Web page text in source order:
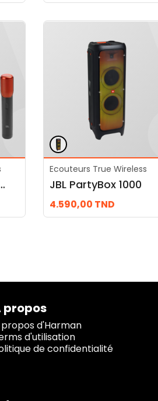
Encore
Ecouteurs True Wireless
JBL PartyBox 1000
4.590,00 TND
propos
d'Harman
d'utilisation
de confidentialité